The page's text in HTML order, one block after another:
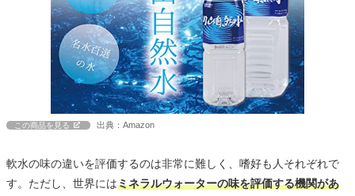
この商品を見る 出典：Amazon
軟水の味の違いを評価するのは非常に難しく、嗜好も人それぞれで
す。ただし、世界にはミネラルウォーターの味を評価する機関があ